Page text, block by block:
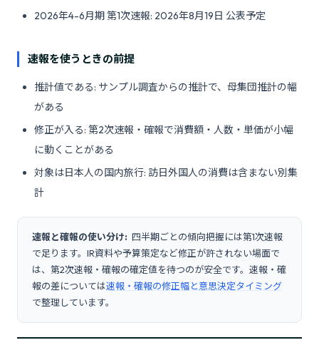
2026年4-6月期 第1次速報: 2026年8月19日 公表予定
速報を使うときの前提
推計値である: サンプル調査からの推計で、母集団推計の幅
がある
修正が入る: 第2次速報・確報で消費額・人数・単価が小幅
に動くことがある
対象は日本人の国内旅行: 訪日外国人の消費は含まない別集
計
速報と確報の使い分け: 四半期ごとの傾向把握には第1次速報
で足ります。IR資料や予算策定など修正が許されない場面で
は、第2次速報・確報の確定値を待つのが安全です。速報・確
報の差については速報・確報の修正幅と意思決定タイミング
で整理しています。